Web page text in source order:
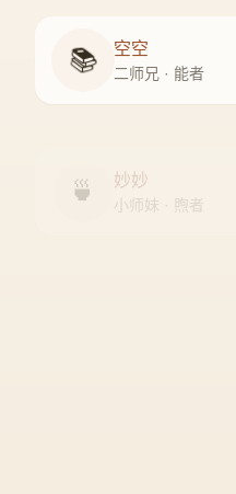
📚 空空
二师兄 · 能者
🍵 妙妙
小师妹 · 煦者